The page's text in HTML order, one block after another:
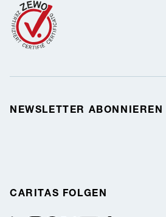
NEWSLETTER ABONNIEREN
CARITAS FOLGEN